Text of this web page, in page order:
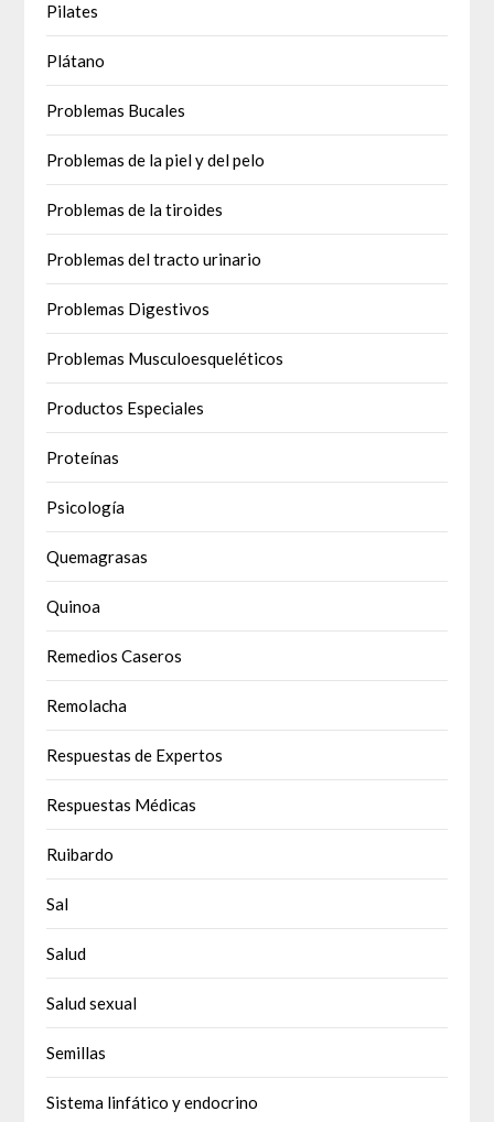
Pilates
Plátano
Problemas Bucales
Problemas de la piel y del pelo
Problemas de la tiroides
Problemas del tracto urinario
Problemas Digestivos
Problemas Musculoesqueléticos
Productos Especiales
Proteínas
Psicología
Quemagrasas
Quinoa
Remedios Caseros
Remolacha
Respuestas de Expertos
Respuestas Médicas
Ruibardo
Sal
Salud
Salud sexual
Semillas
Sistema linfático y endocrino